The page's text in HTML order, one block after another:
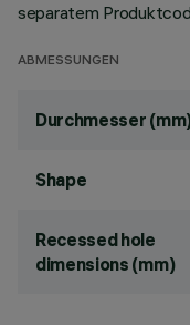
separatem
ABMESSUNGEN
Durchmesser
Shape
Recessed hole
dimensions (mm)